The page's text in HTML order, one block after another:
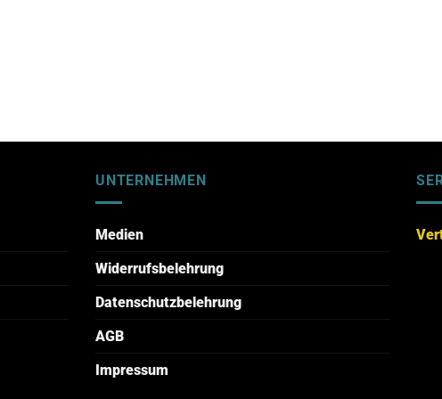
UNTERNEHMEN
Medien
Widerrufsbelehrung
Datenschutzbelehrung
AGB
Impressum